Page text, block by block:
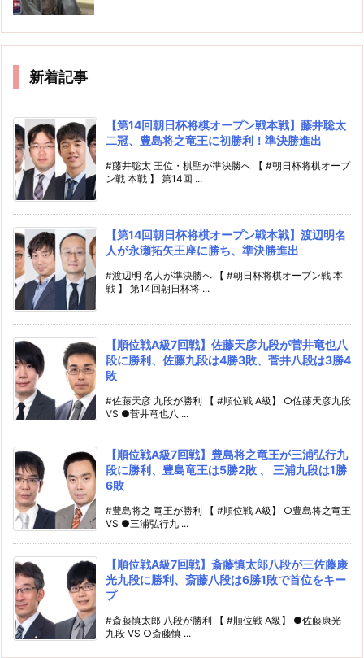
新着記事
【第14回朝日杯将棋オープン戦本戦】藤井聡太
二冠、豊島将之竜王に初勝利！準決勝進出
#藤井聡太 王位・棋聖が準決勝へ 【 #朝日杯将棋オープ
ン戦 本戦 】 第14回 ...
【第14回朝日杯将棋オープン戦本戦】渡辺明名
人が永瀬拓矢王座に勝ち、準決勝進出
#渡辺明 名人が準決勝へ 【 #朝日杯将棋オープン戦 本
戦 】 第14回朝日杯将 ...
【順位戦A級7回戦】佐藤天彦九段が菅井竜也八
段に勝利、佐藤九段は4勝3敗、菅井八段は3勝4
敗
#佐藤天彦 九段が勝利 【 #順位戦 A級】 ○佐藤天彦九段
VS ●菅井竜也八 ...
【順位戦A級7回戦】豊島将之竜王が三浦弘行九
段に勝利、豊島竜王は5勝2敗 、 三浦九段は1勝
6敗
#豊島将之 竜王が勝利 【 #順位戦 A級】 ○豊島将之竜王
VS ●三浦弘行九 ...
【順位戦A級7回戦】斎藤慎太郎八段が三佐藤康
光九段に勝利、斎藤八段は6勝1敗で首位をキー
プ
#斎藤慎太郎 八段が勝利 【 #順位戦 A級】 ●佐藤康光
九段 VS ○斎藤慎 ...